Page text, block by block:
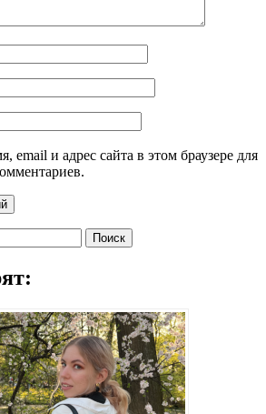
email и адрес сайта в этом браузере для